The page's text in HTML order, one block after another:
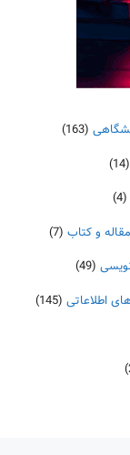
(163)
(14)
(4)
و کتاب (7)
(49)
اطلاعاتی (145)